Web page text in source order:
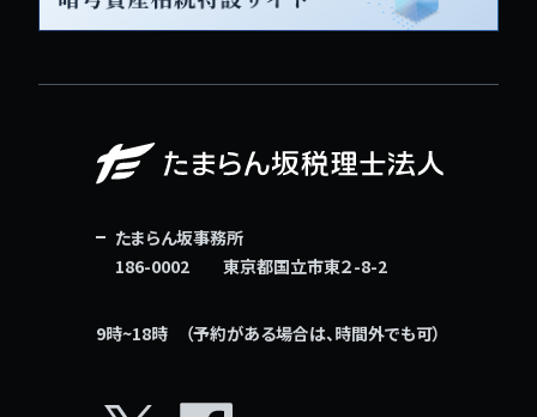
たまらん坂事務所
186-0002 東京都国立市東２-8-2
9時~18時 （予約がある場合は、時間外でも可）